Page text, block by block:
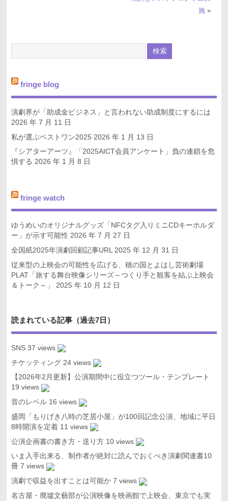
施»
fringe blog
演劇界が「助成金ビジネス」と言われない助成制度にするには
2026 年 7 月 11 日
私が選ぶベストワン2025 2026 年 1 月 13 日
『シアターアーツ』「2025AICT会員アンケート」負の連鎖を危
惧する 2026 年 1 月 8 日
fringe watch
ゆうめいのオリジナルグッズ「NFCタグ入りミニCDキーホルダ
ー」が示す可能性 2026 年 7 月 27 日
全国紙2025年演劇回顧記事URL
2025 年 12 月 31 日
従来型の上映会の可能性を広げる、穂の国とよはし芸術劇場
PLAT「旅する舞台映像シリーズ～つくり手と観客を結ぶ上映会
＆トーク～」
2025 年 10 月 12 日
読まれている記事（過去7日）
SNS 37 views
チケッティング 24 views
【2026年2月更新】公演期間中に役立つツール・テンプレート
19 views
音のレベル 16 views
盛岡「もりげき八時の芝居小屋」が100回記念公演、地域に平日
8時開演を定着 11 views
公演企画書の書き方・送り方 10 views
いま入手出来る、制作者が絶対に読んでおくべき演劇関連書10
冊 7 views
演劇で収益を出すことは可能か 7 views
名古屋・廃墟文藝部が公演映像を映画館で上映会、東京でも実